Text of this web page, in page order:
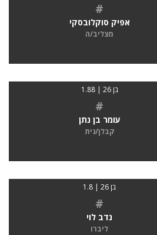
#
אפיק סוקלובסקי
מצליב/ה
בן 26 | 1.88
#
עומר בן נתן
קבלן/נית
בן 26 | 1.8
#
נדב לוי
ליברו